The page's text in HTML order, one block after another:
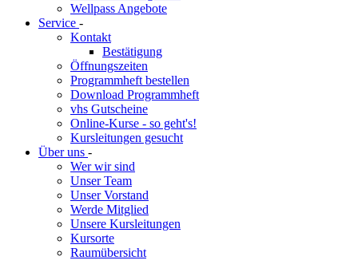
Wellpass Angebote
Service -
Kontakt
Bestätigung
Öffnungszeiten
Programmheft bestellen
Download Programmheft
vhs Gutscheine
Online-Kurse - so geht's!
Kursleitungen gesucht
Über uns -
Wer wir sind
Unser Team
Unser Vorstand
Werde Mitglied
Unsere Kursleitungen
Kursorte
Raumübersicht